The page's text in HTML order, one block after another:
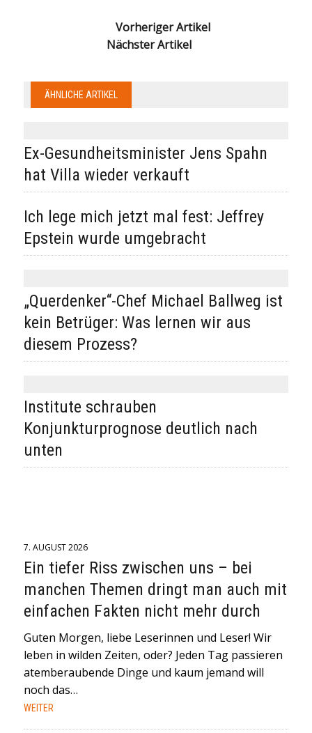
Vorheriger Artikel
Nächster Artikel
ÄHNLICHE ARTIKEL
Ex-Gesundheitsminister Jens Spahn
hat Villa wieder verkauft
Ich lege mich jetzt mal fest: Jeffrey
Epstein wurde umgebracht
„Querdenker“-Chef Michael Ballweg ist
kein Betrüger: Was lernen wir aus
diesem Prozess?
Institute schrauben
Konjunkturprognose deutlich nach
unten
7. AUGUST 2026
Ein tiefer Riss zwischen uns – bei
manchen Themen dringt man auch mit
einfachen Fakten nicht mehr durch
Guten Morgen, liebe Leserinnen und Leser! Wir
leben in wilden Zeiten, oder? Jeden Tag passieren
atemberaubende Dinge und kaum jemand will
noch das…
WEITER